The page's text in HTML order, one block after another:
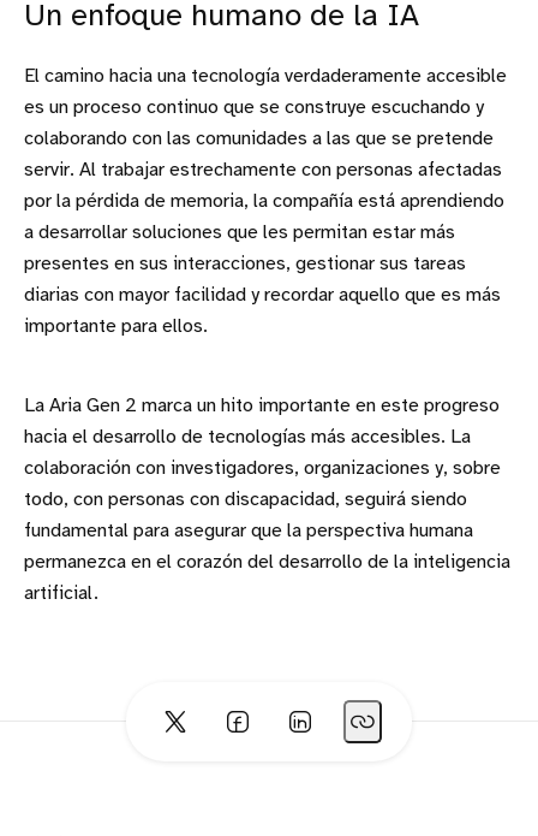
Un enfoque humano de la IA
El camino hacia una tecnología verdaderamente accesible
es un proceso continuo que se construye escuchando y
colaborando con las comunidades a las que se pretende
servir. Al trabajar estrechamente con personas afectadas
por la pérdida de memoria, la compañía está aprendiendo
a desarrollar soluciones que les permitan estar más
presentes en sus interacciones, gestionar sus tareas
diarias con mayor facilidad y recordar aquello que es más
importante para ellos.
La Aria Gen 2 marca un hito importante en este progreso
hacia el desarrollo de tecnologías más accesibles. La
colaboración con investigadores, organizaciones y, sobre
todo, con personas con discapacidad, seguirá siendo
fundamental para asegurar que la perspectiva humana
permanezca en el corazón del desarrollo de la inteligencia
artificial.